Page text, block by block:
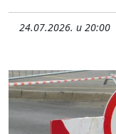
24.07.2026. u 20:00